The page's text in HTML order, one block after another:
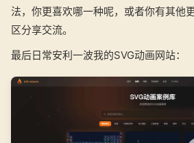
法，你更喜欢哪一种呢，或者你有其他
区分享交流。
最后日常安利一波我的SVG动画网站：